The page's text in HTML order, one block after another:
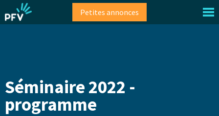
au
contenu
Petites annonces
Séminaire 2022 -
programme